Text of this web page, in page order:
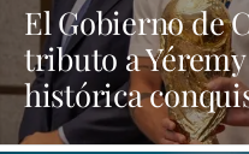
El Gobierno de
tributo a
histórica
Fútbol